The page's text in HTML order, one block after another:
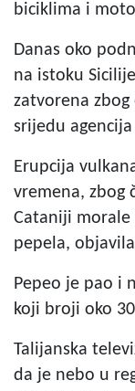
biciklima i
Danas oko
na istoku
zatvorena
srijedu agencija
Erupcija
vremena, zbog
Cataniji morale
pepela,
Pepeo je pao i
koji broji oko
Talijanska
da je nebo u